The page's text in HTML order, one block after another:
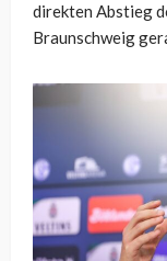
direkten Abstieg
Braunschweig